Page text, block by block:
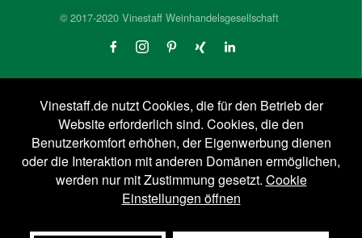
© 2017-2020 Vinestaff Weinhandelsgesellschaft
Vinestaff.de nutzt Cookies, die für den Betrieb der
Website erforderlich sind. Cookies, die den
Benutzerkomfort erhöhen, der Eigenwerbung dienen
oder die Interaktion mit anderen Domänen ermöglichen,
werden nur mit Zustimmung gesetzt. Cookie
Einstellungen öffnen